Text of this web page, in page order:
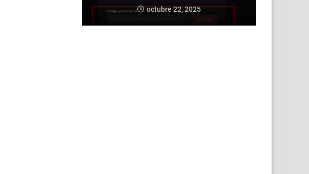
octubre 22, 2025